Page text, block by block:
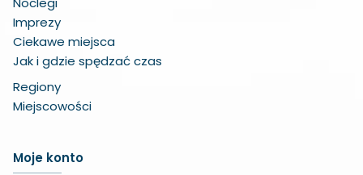
Imprezy
Ciekawe miejsca
Jak i gdzie spędzać czas
Regiony
Miejscowości
Moje konto